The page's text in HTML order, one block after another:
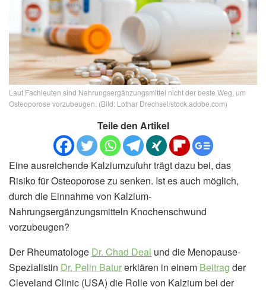
Laut Fachleuten sind Nahrungsergänzungsmittel nicht der beste Weg, um
Osteoporose vorzubeugen. (Bild: Lothar Drechsel/stock.adobe.com)
Teile den Artikel
Eine ausreichende Kalziumzufuhr trägt dazu bei, das
Risiko für Osteoporose zu senken. Ist es auch möglich,
durch die Einnahme von Kalzium-
Nahrungsergänzungsmitteln Knochenschwund
vorzubeugen?
Der Rheumatologe Dr. Chad Deal und die Menopause-
Spezialistin Dr. Pelin Baturerklären in einem Beitrag der
Cleveland Clinic (USA) die Rolle von Kalzium bei der